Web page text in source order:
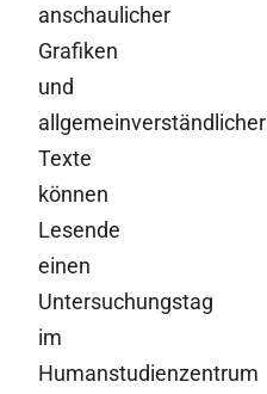
anschaulicher
Grafiken
und
allgemeinverständlicher
Texte
können
Lesende
einen
Untersuchungstag
im
Humanstudienzentrum